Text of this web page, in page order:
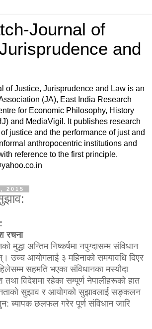
Journal of
and
of Justice, Jurisprudence and Law is an
(JA), East India Research
for Economic Philosophy, History
and MediaVigil. It publishes research
justice and the performance of just and
anthropocentric institutions and
reference to the first principle.
2015
रचना
मुद्धा अन्तिम निष्कर्षमा नपुग्दासम्म संविधान
उच्च आयोगलाई ३ महिनाको समयावधि दिएर
सहमति भएका संविधानका मस्यौदा
विदेशमा रहेका सम्पूर्ण नेपालीहरूको हात
सुझाव र आयोगको सुझावलाई सङ्कलन
ब्यापक छलफल गरेर पूर्ण संविधान जारि